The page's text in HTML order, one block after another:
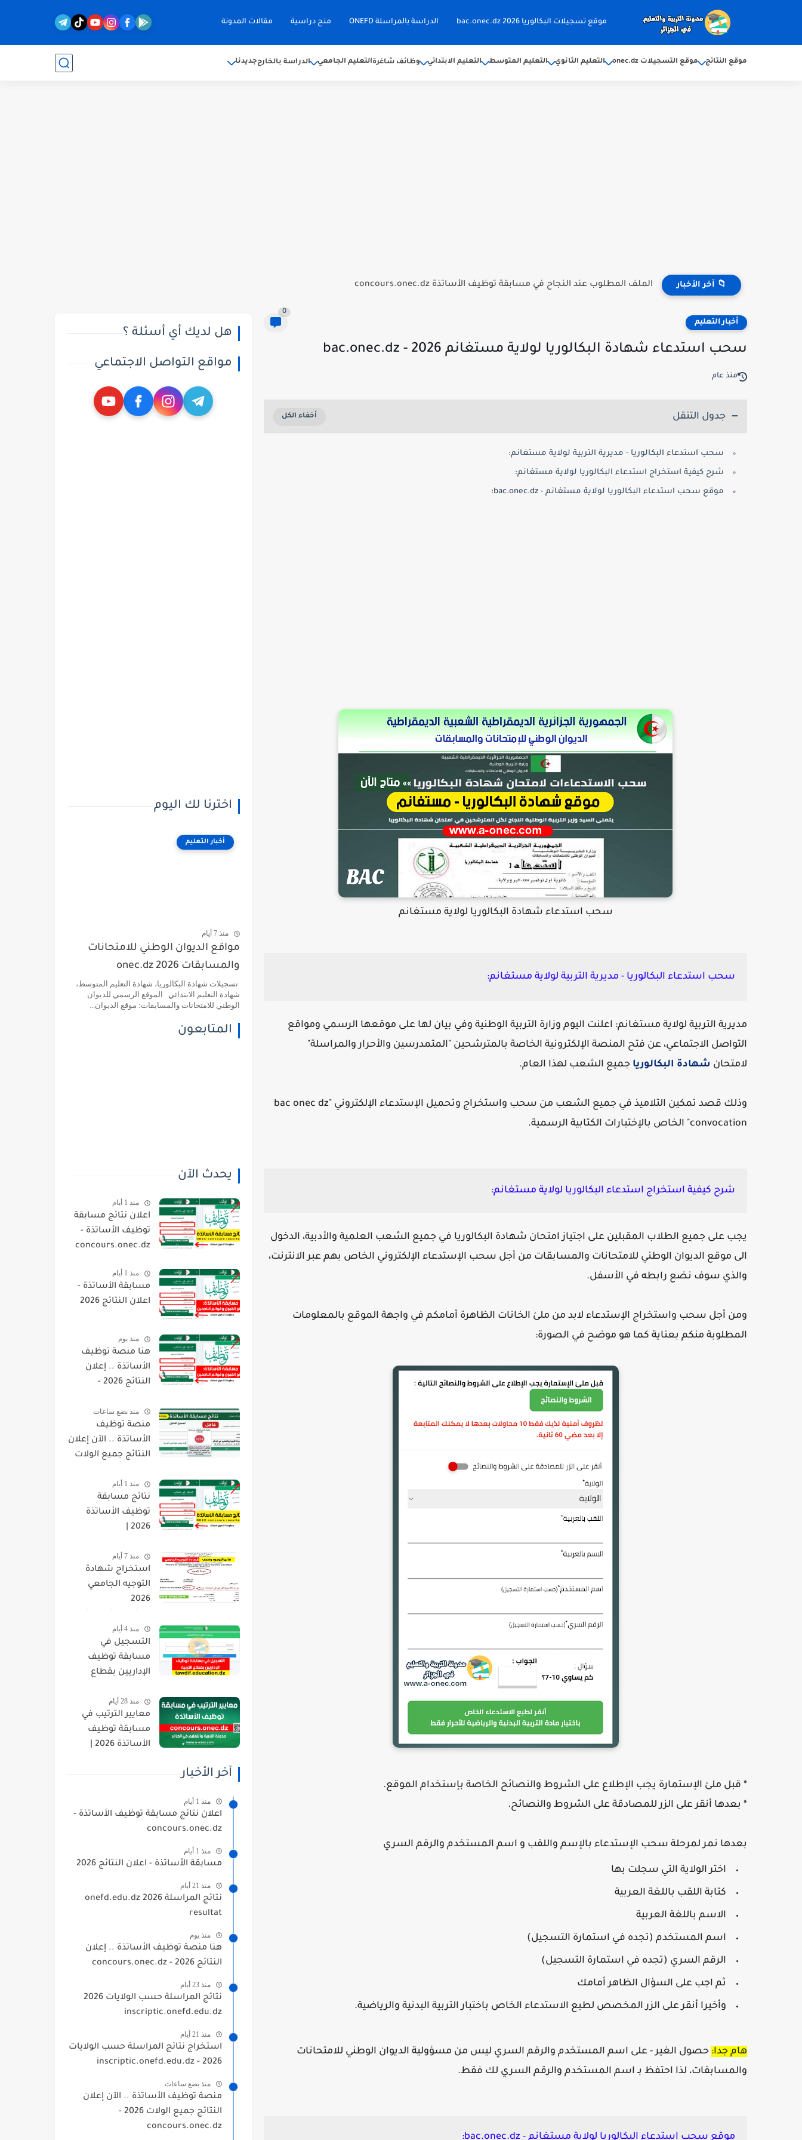
موقع تسجيلات البكالوريا 2026 bac.onec.dz الدراسة بالمراسلة ONEFD منح دراسية مقالات المدونة
موقع النتائج موقع التسجيلات onec.dz التعليم الثانوي التعليم المتوسط التعليم الابتدائي وظائف شاغرةالتعليم الجامعي الدراسة بالخارججديدنا
📁 آخر الأخبار الملف المطلوب عند النجاح في مسابقة توظيف الأساتذة concours.onec.dz
أخبار التعليم
0
سحب استدعاء شهادة البكالوريا لولاية مستغانم 2026 - bac.onec.dz
منذ عام
جدول التنقل
سحب استدعاء البكالوريا - مديرية التربية لولاية مستغانم:
شرح كيفية استخراج استدعاء البكالوريا لولاية مستغانم:
موقع سحب استدعاء البكالوريا لولاية مستغانم - bac.onec.dz:
سحب استدعاء شهادة البكالوريا لولاية مستغانم
سحب استدعاء البكالوريا - مديرية التربية لولاية مستغانم:
مديرية التربية لولاية مستغانم: اعلنت اليوم وزارة التربية الوطنية وفي بيان لها على موقعها الرسمي ومواقع
التواصل الاجتماعي، عن فتح المنصة الإلكترونية الخاصة بالمترشحين "المتمدرسين والأحرار والمراسلة"
لامتحان شهادة البكالوريا جميع الشعب لهذا العام.
وذلك قصد تمكين التلاميذ في جميع الشعب من سحب واستخراج وتحميل الإستدعاء الإلكتروني "bac onec dz
convocation"
الخاص بالإختبارات الكتابية الرسمية.
شرح كيفية استخراج استدعاء البكالوريا لولاية مستغانم:
يجب على جميع الطلاب المقبلين على اجتياز امتحان شهادة البكالوريا في جميع الشعب العلمية والأدبية، الدخول
الى موقع الديوان الوطني للامتحانات والمسابقات من أجل سحب الإستدعاء الإلكتروني الخاص بهم عبر الانترنت،
والذي سوف نضع رابطه في الأسفل.
ومن أجل سحب واستخراج الإستدعاء لابد من ملئ الخانات الظاهرة أمامكم في واجهة الموقع بالمعلومات
المطلوبة منكم بعناية كما هو موضح في الصورة:
* قبل ملئ الإستمارة يجب الإطلاع على الشروط والنصائح الخاصة بإستخدام الموقع.
* بعدها أنقر على الزر للمصادقة على الشروط والنصائح.
بعدها نمر لمرحلة سحب الإستدعاء بالإسم واللقب و اسم المستخدم والرقم السري
اختر الولاية التي سجلت بها
كتابة اللقب باللغة العربية
الاسم باللغة العربية
اسم المستخدم (تجده في استمارة التسجيل)
الرقم السري (تجده في استمارة التسجيل)
ثم اجب على السؤال الظاهر أمامك
وأخيرا أنقر على الزر المخصص لطبع الاستدعاء الخاص باختبار التربية البدنية والرياضية.
هام جدا: حصول الغير - على اسم المستخدم والرقم السري ليس من مسؤولية الديوان الوطني للامتحانات
والمسابقات، لذا احتفظ بـ اسم المستخدم والرقم السري لك فقط.
موقع سحب استدعاء البكالوريا لولاية مستغانم - bac.onec.dz:
هل لديك أي أسئلة ؟
مواقع التواصل الاجتماعي
اخترنا لك اليوم
أخبار التعليم
منذ 7 أيام
مواقع الديوان الوطني للامتحانات
والمسابقات 2026 onec.dz
تسجيلات شهادة البكالوريا، شهادة التعليم المتوسط،
شهادة التعليم الابتدائي الموقع الرسمي للديوان
الوطني للامتحانات والمسابقات: موقع الديوان...
المتابعون
يحدث الآن
منذ 1 أيام
اعلان نتائج مسابقة
توظيف الأساتذة -
concours.onec.dz
منذ 1 أيام
مسابقة الأساتذة -
اعلان النتائج 2026
منذ يوم
هنا منصة توظيف
الأساتذة .. إعلان
النتائج 2026 -
منذ بضع ساعات
منصة توظيف
الأساتذة .. الآن إعلان
النتائج جميع الولات
concours.onec.dz
منذ 1 أيام
نتائج مسابقة
توظيف الأساتذة
résultat
منذ 7 أيام
استخراج شهادة
التوجيه الجامعي
2026
منذ 4 أيام
التسجيل في
مسابقة توظيف
الإداريين بقطاع
tawdif.education.dz
منذ 28 أيام
معايير الترتيب في
مسابقة توظيف
آخر الأخبار
منذ 1 أيام
اعلان نتائج مسابقة توظيف الأساتذة -
concours.onec.dz
منذ 1 أيام
مسابقة الأساتذة - اعلان النتائج 2026
منذ 21 أيام
نتائج المراسلة 2026 onefd.edu.dz
resultat
منذ يوم
هنا منصة توظيف الأساتذة .. إعلان
النتائج 2026 - concours.onec.dz
منذ 23 أيام
نتائج المراسلة حسب الولايات 2026
inscriptic.onefd.edu.dz
منذ 21 أيام
استخراج نتائج المراسلة حسب الولايات
2026 - inscriptic.onefd.edu.dz
منذ بضع ساعات
منصة توظيف الأساتذة .. الآن إعلان
النتائج جميع الولات 2026 -
concours.onec.dz